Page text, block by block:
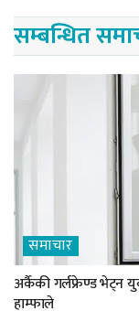
सम्बन्धित
समाचार
अर्कैकी गर्लफ्रेण्ड भेट्न
हाम्फाले